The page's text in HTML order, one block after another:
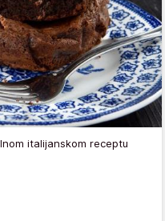
italijanskom receptu